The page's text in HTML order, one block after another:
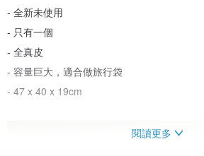
- 全新未使用
- 只有一個
- 全真皮
- 容量巨大，適合做旅行袋
- 47 x 40 x 19cm
閱讀更多